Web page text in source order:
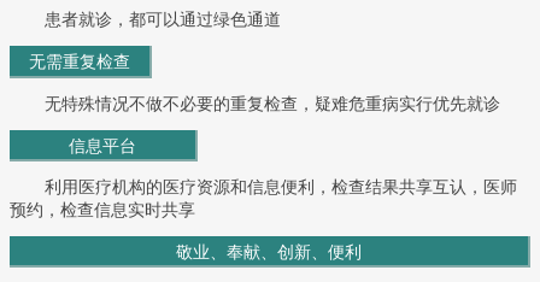
患者就诊，都可以通过绿色通道
无需重复检查
无特殊情况不做不必要的重复检查，疑难危重病实行优先就诊
信息平台
利用医疗机构的医疗资源和信息便利，检查结果共享互认，医师
预约，检查信息实时共享
敬业、奉献、创新、便利